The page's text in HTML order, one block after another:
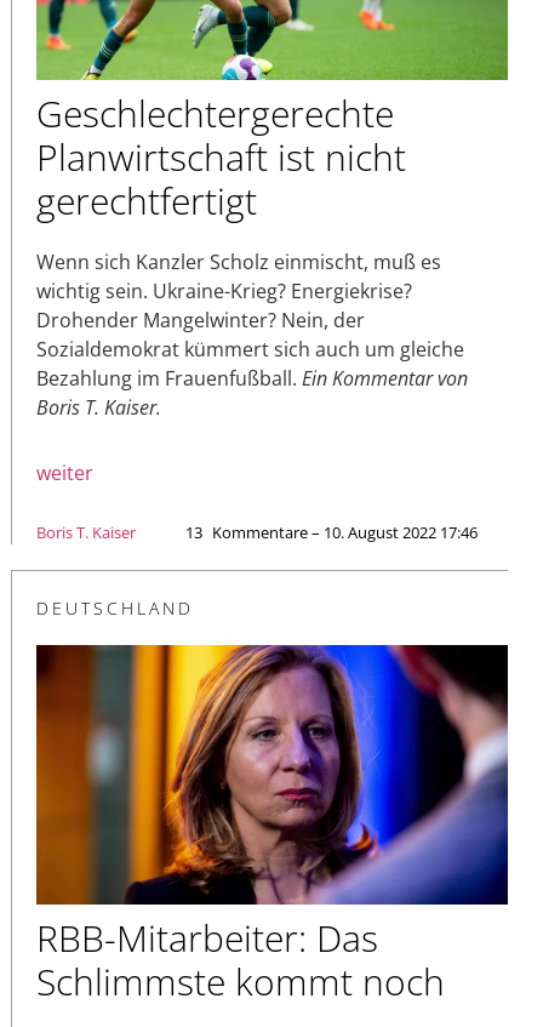
Geschlechtergerechte
Planwirtschaft ist nicht
gerechtfertigt
Wenn sich Kanzler Scholz einmischt, muß es
wichtig sein. Ukraine-Krieg? Energiekrise?
Drohender Mangelwinter? Nein, der
Sozialdemokrat kümmert sich auch um gleiche
Bezahlung im Frauenfußball. Ein Kommentar von
Boris T. Kaiser.
weiter
Boris T. Kaiser 13 Kommentare – 10. August 2022 17:46
DEUTSCHLAND
RBB-Mitarbeiter: Das
Schlimmste kommt noch